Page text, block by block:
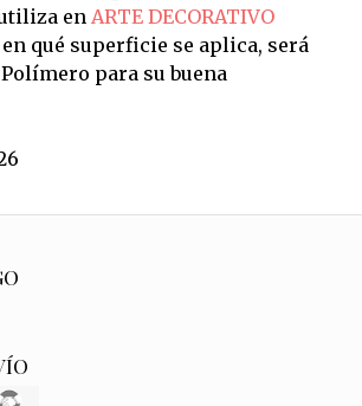
en ARTE DECORATIVO
qué superficie se aplica, será
para su buena